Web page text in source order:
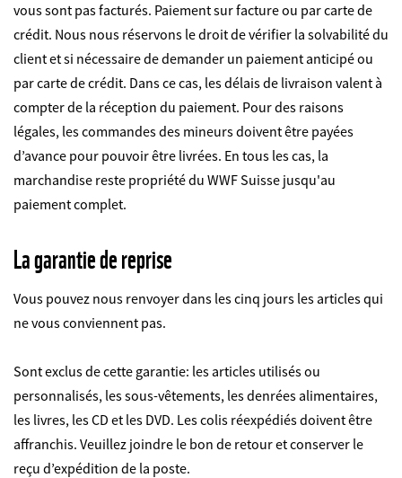
vous sont pas facturés. Paiement sur facture ou par carte de
crédit. Nous nous réservons le droit de vérifier la solvabilité du
client et si nécessaire de demander un paiement anticipé ou
par carte de crédit. Dans ce cas, les délais de livraison valent à
compter de la réception du paiement. Pour des raisons
légales, les commandes des mineurs doivent être payées
d’avance pour pouvoir être livrées. En tous les cas, la
marchandise reste propriété du WWF Suisse jusqu'au
paiement complet.
La garantie de reprise
Vous pouvez nous renvoyer dans les cinq jours les articles qui
ne vous conviennent pas.
Sont exclus de cette garantie: les articles utilisés ou
personnalisés, les sous-vêtements, les denrées alimentaires,
les livres, les CD et les DVD. Les colis réexpédiés doivent être
affranchis. Veuillez joindre le bon de retour et conserver le
reçu d’expédition de la poste.